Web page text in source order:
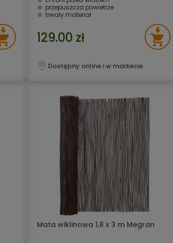
przepuszcza powietrze
trwały materiał
129.00 zł
Dostępny online i w markecie
Mata wiklinowa 1,8 x 3 m Megran